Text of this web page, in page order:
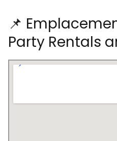
📌
Party Rentals